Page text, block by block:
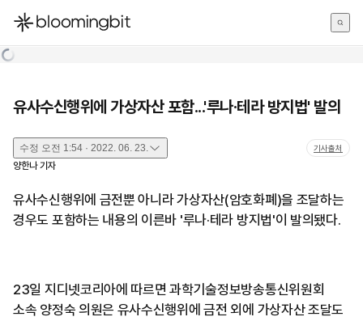
한국어
유사수신행위에 가상자산 포함...'루나·테라 방지법' 발의
수정 오전 1:54 · 2022. 06. 23. 기사출처
양한나 기자
유사수신행위에 금전뿐 아니라 가상자산(암호화폐)을 조달하는
경우도 포함하는 내용의 이른바 '루나·테라 방지법'이 발의됐다.
23일 지디넷코리아에 따르면 과학기술정보방송통신위원회
소속 양정숙 의원은 유사수신행위에 금전 외에 가상자산 조달도